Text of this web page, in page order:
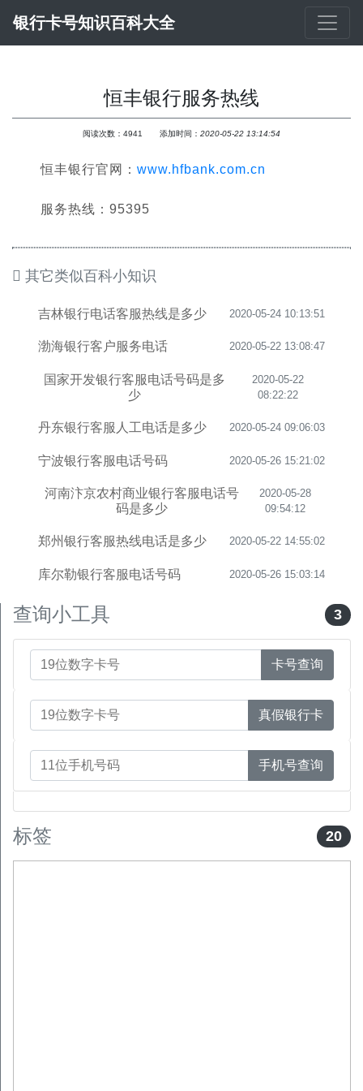
银行卡号知识百科大全
恒丰银行服务热线
阅读次数： 4941 添加时间： 2020-05-22 13:14:54
恒丰银行官网： www.hfbank.com.cn
服务热线：95395
其它类似百科小知识
吉林银行电话客服热线是多少 2020-05-24 10:13:51
渤海银行客户服务电话 2020-05-22 13:08:47
国家开发银行客服电话号码是多
少
2020-05-22
08:22:22
丹东银行客服人工电话是多少 2020-05-24 09:06:03
宁波银行客服电话号码 2020-05-26 15:21:02
河南汴京农村商业银行客服电话号
码是多少
2020-05-28
09:54:12
郑州银行客服热线电话是多少 2020-05-22 14:55:02
库尔勒银行客服电话号码 2020-05-26 15:03:14
查询小工具 3
卡号查询
真假银行卡
手机号查询
标签 20